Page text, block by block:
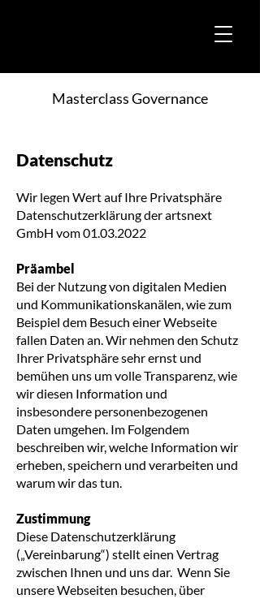
Masterclass Governance
Datenschutz
Wir legen Wert auf Ihre Privatsphäre
Datenschutzerklärung der artsnext
GmbH vom01.03.2022
Präambel
Bei der Nutzung von digitalen Medien
und Kommunikationskanälen, wie zum
Beispiel dem Besuch einer Webseite
fallen Daten an. Wir nehmen den Schutz
Ihrer Privatsphäre sehr ernst und
bemühen uns um volle Transparenz, wie
wir diesen Information und
insbesondere personenbezogenen
Daten umgehen. Im Folgendem
beschreiben wir, welche Information wir
erheben, speichern und verarbeiten und
warum wir das tun.
Zustimmung
Diese Datenschutzerklärung
(„Vereinbarung“) stellt einen Vertrag
zwischen Ihnen und uns dar. Wenn Sie
unsere Webseiten besuchen, über